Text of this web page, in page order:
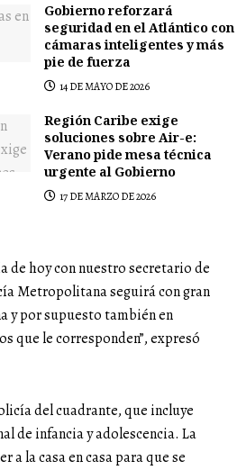
Gobierno reforzará
seguridad en el Atlántico con
cámaras inteligentes y más
pie de fuerza
14 DE MAYO DE 2026
Región Caribe exige
soluciones sobre Air-e:
Verano pide mesa técnica
urgente al Gobierno
17 DE MARZO DE 2026
de hoy con nuestro secretario de
Metropolitana seguirá con gran
y por supuesto también en
que le corresponden”, expresó
del cuadrante, que incluye
de infancia y adolescencia. La
la casa en casa para que se